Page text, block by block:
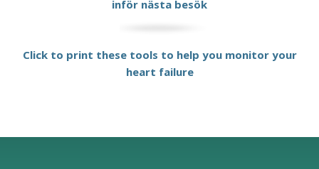
inför nästa besök
Click to print these tools to help you monitor your
heart failure